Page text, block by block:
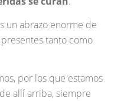
un abrazo enorme de
tanto como
por los que estamos
allí arriba, siempre